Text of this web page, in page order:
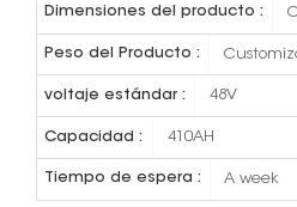
Dimensiones del producto :
Peso del Producto :
voltaje estándar : 48V
Capacidad : 410AH
Tiempo de espera : A week